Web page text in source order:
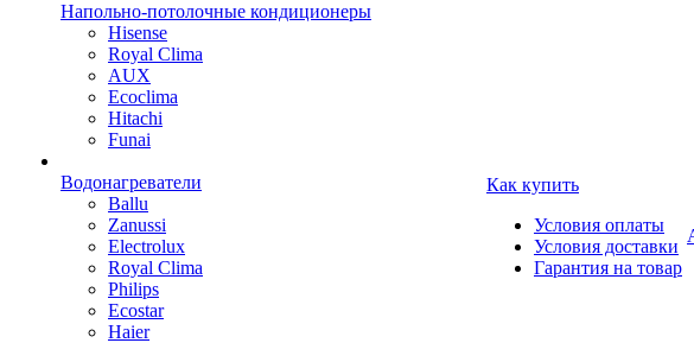
Напольно-потолочные кондиционеры
Hisense
Royal Clima
AUX
Ecoclima
Hitachi
Funai
Водонагреватели
Ballu
Zanussi
Electrolux
Royal Clima
Philips
Ecostar
Haier
Как купить
Условия оплаты
Условия доставки
Гарантия на товар